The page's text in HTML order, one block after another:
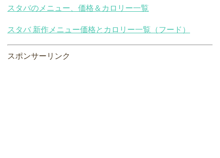
スタバのメニュー、価格＆カロリー一覧
スタバ 新作メニュー価格とカロリー一覧（フード）
スポンサーリンク